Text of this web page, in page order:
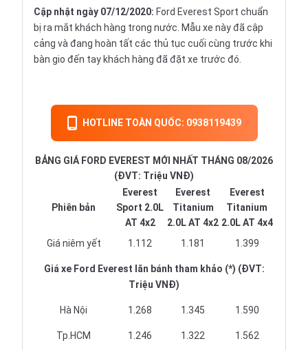
Cập nhật ngày 07/12/2020: Ford Everest Sport chuẩn
bị ra mắt khách hàng trong nước. Mẫu xe này đã cập
cảng và đang hoàn tất các thủ tục cuối cùng trước khi
bàn gio đến tay khách hàng đã đặt xe trước đó.
HOTLINE TOÀN QUỐC: 0938119439
BẢNG GIÁ FORD EVEREST MỚI NHẤT THÁNG 08/2026
(ĐVT: Triệu VNĐ)
Phiên bản
Everest
Sport 2.0L
AT 4x2
Everest
Titanium
2.0L AT 4x2
Everest
Titanium
2.0L AT 4x4
Giá niêm yết
1.112 1.181 1.399
Giá xe Ford Everest lăn bánh tham khảo (*) (ĐVT:
Triệu VNĐ)
Hà Nội 1.268 1.345 1.590
Tp.HCM 1.246 1.322 1.562